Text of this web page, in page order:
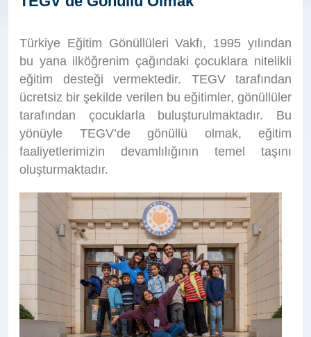
Türkiye Eğitim Gönüllüleri Vakfı, 1995 yılından
bu yana ilköğrenim çağındaki çocuklara nitelikli
eğitim desteği vermektedir. TEGV tarafından
ücretsiz bir şekilde verilen bu eğitimler, gönüllüler
tarafından çocuklarla buluşturulmaktadır. Bu
yönüyle TEGV’de gönüllü olmak, eğitim
faaliyetlerimizin devamlılığının temel taşını
oluşturmaktadır.